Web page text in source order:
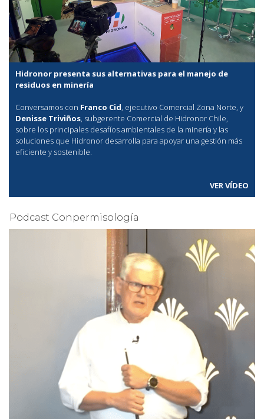
Hidronor presenta sus alternativas para el manejo de
residuos en minería
Conversamos con Franco Cid, ejecutivo Comercial Zona Norte, y
Denisse Triviños, subgerente Comercial de Hidronor Chile,
sobre los principales desafíos ambientales de la minería y las
soluciones que Hidronor desarrolla para apoyar una gestión más
eficiente y sostenible.
VER VÍDEO
Podcast Conpermisología